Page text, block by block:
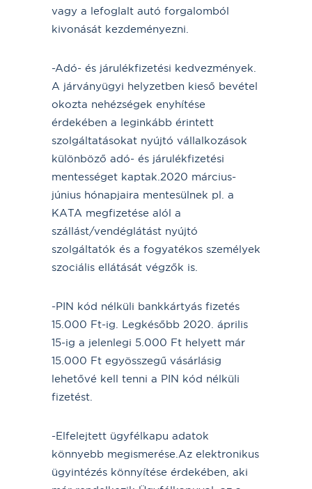
vagy a lefoglalt autó forgalomból
kivonását kezdeményezni.
-Adó- és járulékfizetési kedvezmények.
A járványügyi helyzetben kieső bevétel
okozta nehézségek enyhítése
érdekében a leginkább érintett
szolgáltatásokat nyújtó vállalkozások
különböző adó- és járulékfizetési
mentességet kaptak.2020 március-
június hónapjaira mentesülnek pl. a
KATA megfizetése alól a
szállást/vendéglátást nyújtó
szolgáltatók és a fogyatékos személyek
szociális ellátását végzők is.
-PIN kód nélküli bankkártyás fizetés
15.000 Ft-ig. Legkésőbb 2020. április
15-ig a jelenlegi 5.000 Ft helyett már
15.000 Ft egyösszegű vásárlásig
lehetővé kell tenni a PIN kód nélküli
fizetést.
-Elfelejtett ügyfélkapu adatok
könnyebb megismerése.Az elektronikus
ügyintézés könnyítése érdekében, aki